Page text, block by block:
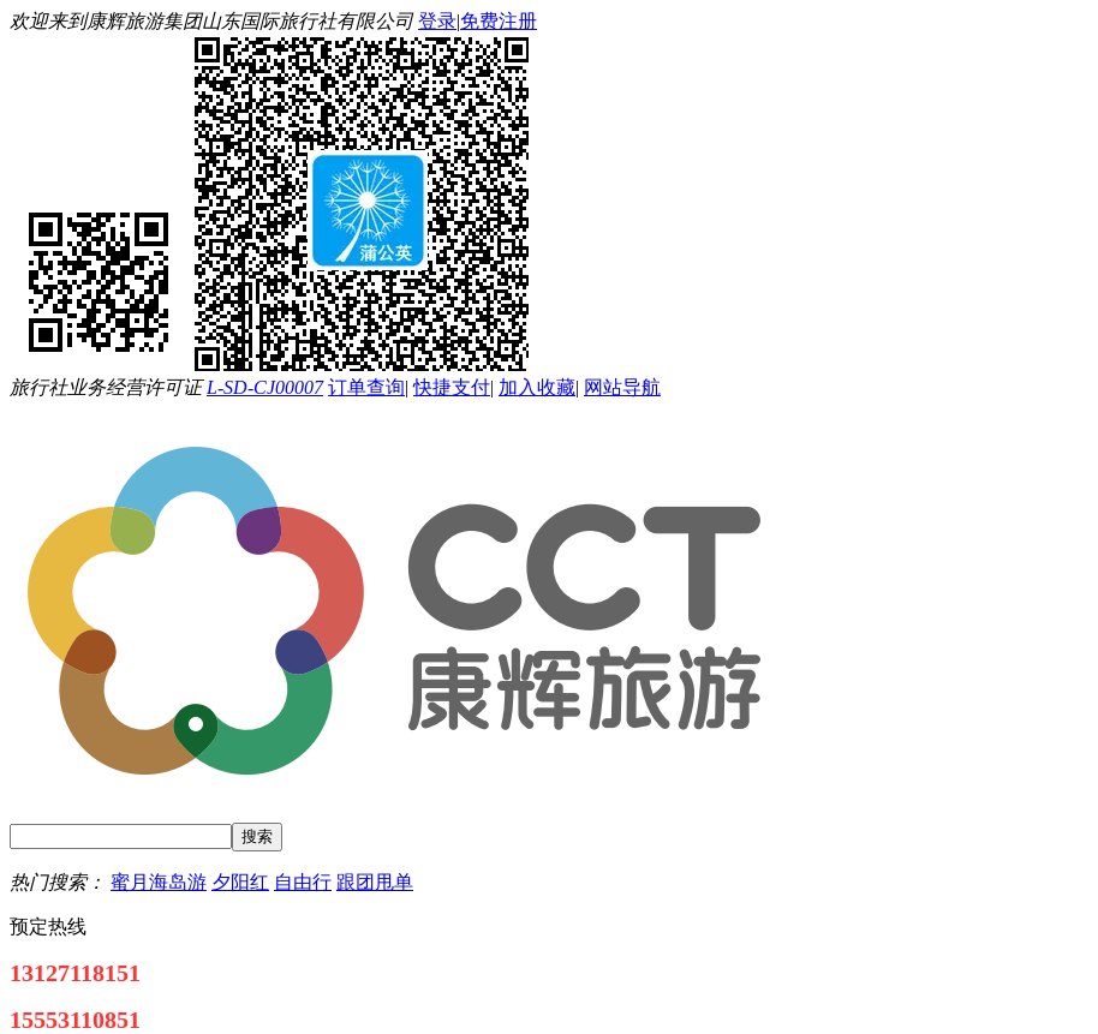
欢迎来到康辉旅游集团山东国际旅行社有限公司登录|免费注册
旅行社业务经营许可证L-SD-CJ00007 订单查询|快捷支付| 加入收藏| 网站导航
热门搜索： 蜜月海岛游 夕阳红 自由行 跟团甩单
预定热线
13127118151
15553110851